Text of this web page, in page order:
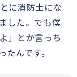
に消防士にな
した。でも僕
」とか言っち
んです。